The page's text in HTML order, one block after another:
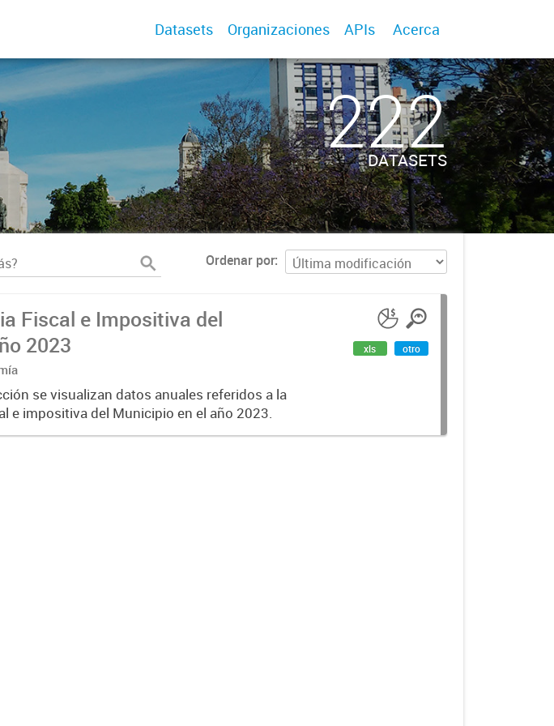
Datasets Organizaciones APIs Acerca
222
DATASETS
Ordenar por
Fiscal e Impositiva del
2023
se visualizan datos anuales referidos a la
e impositiva del Municipio en el año 2023.
xls otro